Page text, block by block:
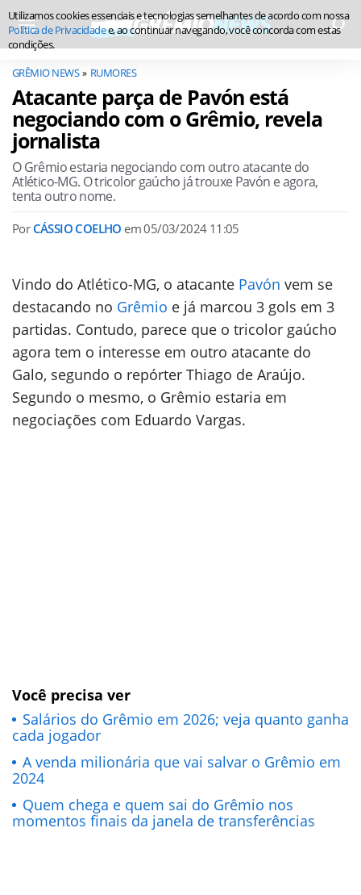
GRÊMIO NEWS RUMORES
Atacante parça de Pavón está
negociando com o Grêmio, revela
jornalista
O Grêmio estaria negociando com outro atacante do
Atlético-MG. O tricolor gaúcho já trouxe Pavón e agora,
tenta outro nome.
Por CÁSSIO COELHO em05/03/2024 11:05
Vindo do Atlético-MG, o atacante Pavón vem se
destacando no Grêmio e já marcou 3 gols em 3
partidas. Contudo, parece que o tricolor gaúcho
agora tem o interesse em outro atacante do
Galo, segundo o repórter Thiago de Araújo.
Segundo o mesmo, o Grêmio estaria em
negociações com Eduardo Vargas.
Você precisa ver
Salários do Grêmio em 2026; veja quanto ganha
cada jogador
A venda milionária que vai salvar o Grêmio em
2024
Quem chega e quem sai do Grêmio nos
momentos finais da janela de transferências
Utilizamos cookies essenciais e tecnologias semelhantes de acordo com nossa
Política de Privacidadee, ao continuar navegando, você concorda com estas
condições.